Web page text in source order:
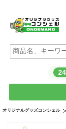
オリジナルグッズコンシェル